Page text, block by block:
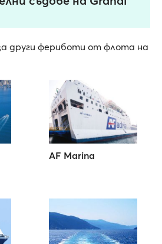
други фериботи от флота на
AF Marina